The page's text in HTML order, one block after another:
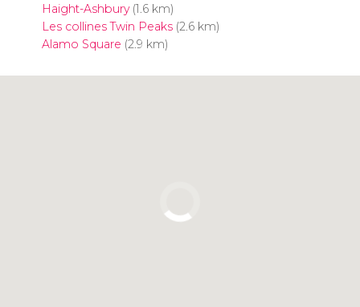
Haight-Ashbury(1.6 km)
Les collines Twin Peaks(2.6 km)
Alamo Square (2.9 km)